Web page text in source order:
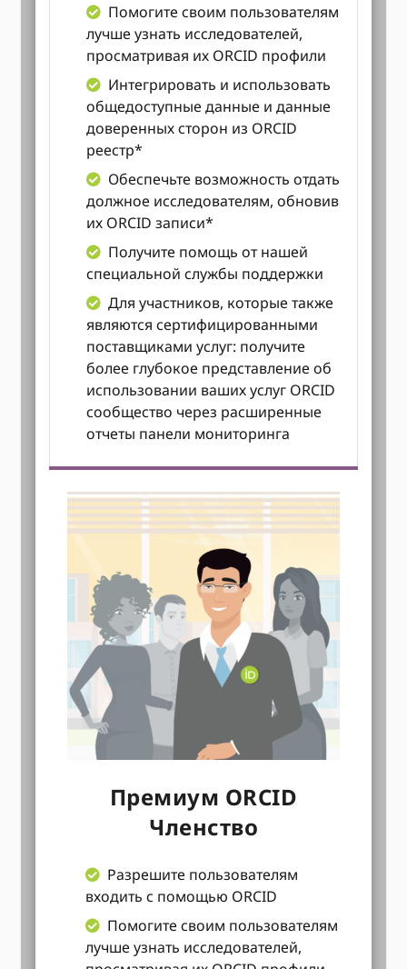
Помогите своим пользователям
лучше узнать исследователей,
просматривая их ORCID профили
Интегрировать и использовать
общедоступные данные и данные
доверенных сторон из ORCID
реестр*
Обеспечьте возможность отдать
должное исследователям, обновив
их ORCID записи*
Получите помощь от нашей
специальной службы поддержки
Для участников, которые также
являются сертифицированными
поставщиками услуг: получите
более глубокое представление об
использовании ваших услуг ORCID
сообщество через расширенные
отчеты панели мониторинга
Премиум ORCID
Членство
Разрешите пользователям
входить с помощью ORCID
Помогите своим пользователям
лучше узнать исследователей,